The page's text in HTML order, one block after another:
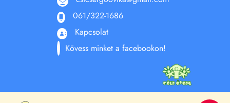
061/322-1686
Kapcsolat
Kövess minket a facebookon!